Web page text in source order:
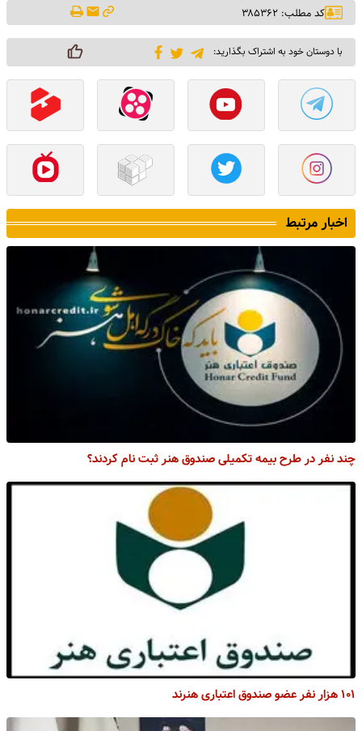
کد مطلب: ۳۸۵۳۶۲
با دوستان خود به اشتراک بگذارید:
اخبار مرتبط
چند نفر در طرح بیمه تکمیلی صندوق هنر ثبت نام کردند؟
۱۰۱ هزار نفر عضو صندوق اعتباری هنرند